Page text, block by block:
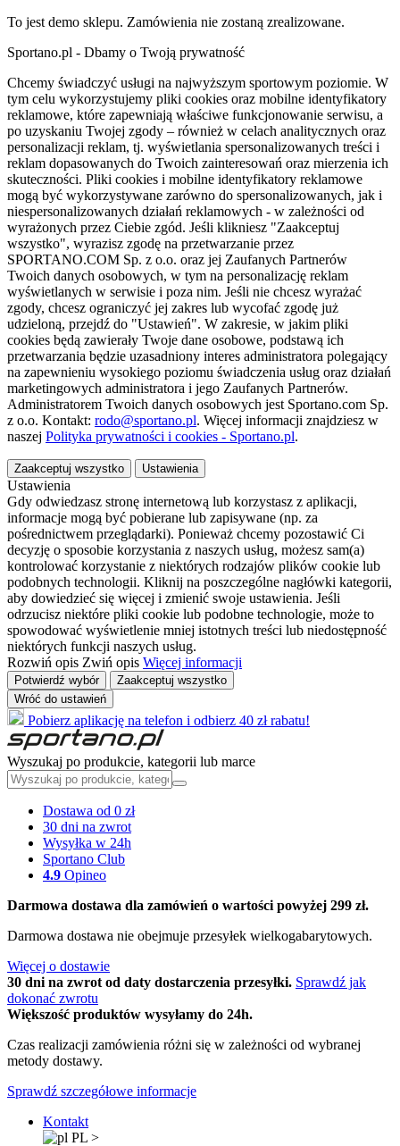
To jest demo sklepu. Zamówienia nie zostaną zrealizowane.
Sportano.pl - Dbamy o Twoją prywatność
Chcemy świadczyć usługi na najwyższym sportowym poziomie. W
tym celu wykorzystujemy pliki cookies oraz mobilne identyfikatory
reklamowe, które zapewniają właściwe funkcjonowanie serwisu, a
po uzyskaniu Twojej zgody – również w celach analitycznych oraz
personalizacji reklam, tj. wyświetlania spersonalizowanych treści i
reklam dopasowanych do Twoich zainteresowań oraz mierzenia ich
skuteczności. Pliki cookies i mobilne identyfikatory reklamowe
mogą być wykorzystywane zarówno do spersonalizowanych, jak i
niespersonalizowanych działań reklamowych - w zależności od
wyrażonych przez Ciebie zgód. Jeśli klikniesz "Zaakceptuj
wszystko", wyrazisz zgodę na przetwarzanie przez
SPORTANO.COM Sp. z o.o. oraz jej Zaufanych Partnerów
Twoich danych osobowych, w tym na personalizację reklam
wyświetlanych w serwisie i poza nim. Jeśli nie chcesz wyrażać
zgody, chcesz ograniczyć jej zakres lub wycofać zgodę już
udzieloną, przejdź do "Ustawień". W zakresie, w jakim pliki
cookies będą zawierały Twoje dane osobowe, podstawą ich
przetwarzania będzie uzasadniony interes administratora polegający
na zapewnieniu wysokiego poziomu świadczenia usług oraz działań
marketingowych administratora i jego Zaufanych Partnerów.
Administratorem Twoich danych osobowych jest Sportano.com Sp.
z o.o. Kontakt: rodo@sportano.pl. Więcej informacji znajdziesz w
naszej Polityka prywatności i cookies - Sportano.pl.
Zaakceptuj wszystko Ustawienia
Ustawienia
Gdy odwiedzasz stronę internetową lub korzystasz z aplikacji,
informacje mogą być pobierane lub zapisywane (np. za
pośrednictwem przeglądarki). Ponieważ chcemy pozostawić Ci
decyzję o sposobie korzystania z naszych usług, możesz sam(a)
kontrolować korzystanie z niektórych rodzajów plików cookie lub
podobnych technologii. Kliknij na poszczególne nagłówki kategorii,
aby dowiedzieć się więcej i zmienić swoje ustawienia. Jeśli
odrzucisz niektóre pliki cookie lub podobne technologie, może to
spowodować wyświetlenie mniej istotnych treści lub niedostępność
niektórych funkcji naszych usług.
Rozwiń opis Zwiń opis Więcej informacji
Potwierdź wybór
Zaakceptuj wszystko
Wróć do ustawień
Pobierz aplikację na telefon i odbierz 40 zł rabatu!
Wyszukaj po produkcie, kategorii lub marce
Dostawa od 0 zł
30 dni na zwrot
Wysyłka w 24h
Sportano Club
4.9 Opineo
Darmowa dostawa dla zamówień o wartości powyżej 299 zł.
Darmowa dostawa nie obejmuje przesyłek wielkogabarytowych.
Więcej o dostawie
30 dni na zwrot od daty dostarczenia przesyłki. Sprawdź jak
dokonać zwrotu
Większość produktów wysyłamy do 24h.
Czas realizacji zamówienia różni się w zależności od wybranej
metody dostawy.
Sprawdź szczegółowe informacje
Kontakt
PL >